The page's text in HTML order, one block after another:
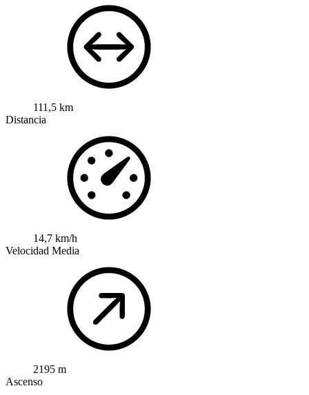
111,5 km
Distancia
14,7 km/h
Velocidad Media
2195 m
Ascenso